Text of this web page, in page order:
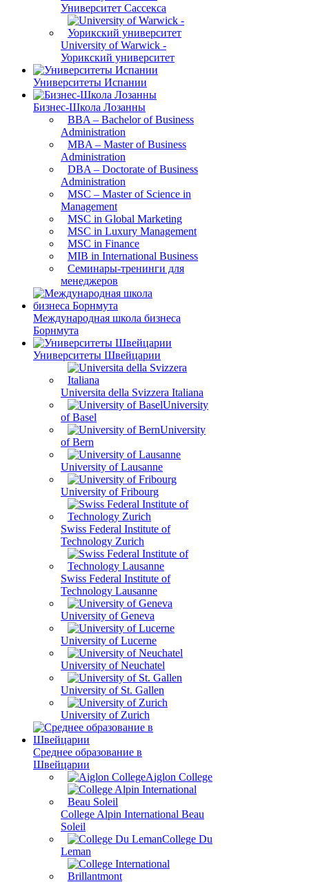
Университет Сассекса
University of Warwick -
Уорикский университет
Университеты Испании
Бизнес-Школа Лозанны
BBA – Bachelor of Business
Administration
MBA – Master of Business
Administration
DBA – Doctorate of Business
Administration
MSC – Master of Science in
Management
MSC in Global Marketing
MSC in Luxury Management
MSC in Finance
MIB in International Business
Семинары-тренинги для
менеджеров
Международная школа бизнеса
Борнмута
Университеты Швейцарии
Universita della Svizzera Italiana
University
of Basel
University
of Bern
University of Lausanne
University of Fribourg
Swiss Federal Institute of
Technology Zurich
Swiss Federal Institute of
Technology Lausanne
University of Geneva
University of Lucerne
University of Neuchatel
University of St. Gallen
University of Zurich
Среднее образование в
Швейцарии
Aiglon College
College Alpin International Beau
Soleil
College Du
Leman